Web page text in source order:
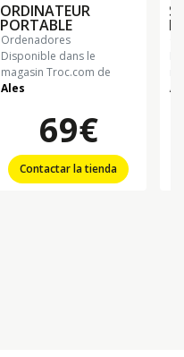
ORDINATEUR
PORTABLE
ordenadores
Disponible dans le
magasin Troc.com de
Ales
69€
Contactar la tienda